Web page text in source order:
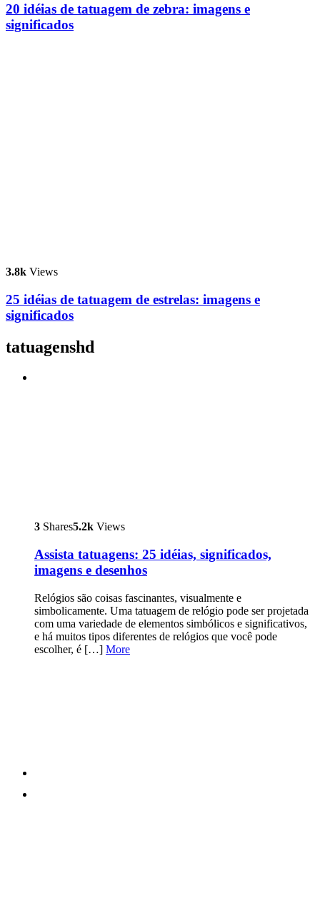
20 idéias de tatuagem de zebra: imagens e
significados
3.8k Views
25 idéias de tatuagem de estrelas: imagens e
significados
tatuagenshd
3 Shares5.2k Views
Assista tatuagens: 25 idéias, significados,
imagens e desenhos
Relógios são coisas fascinantes, visualmente e
simbolicamente. Uma tatuagem de relógio pode ser projetada
com uma variedade de elementos simbólicos e significativos,
e há muitos tipos diferentes de relógios que você pode
escolher, é […] More